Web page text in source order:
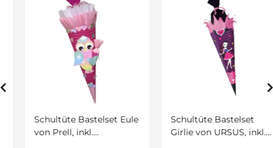
Schultüte Bastelset Eule
von Prell, inkl.
Schultüte Bastelset
Girlie von URSUS, inkl.